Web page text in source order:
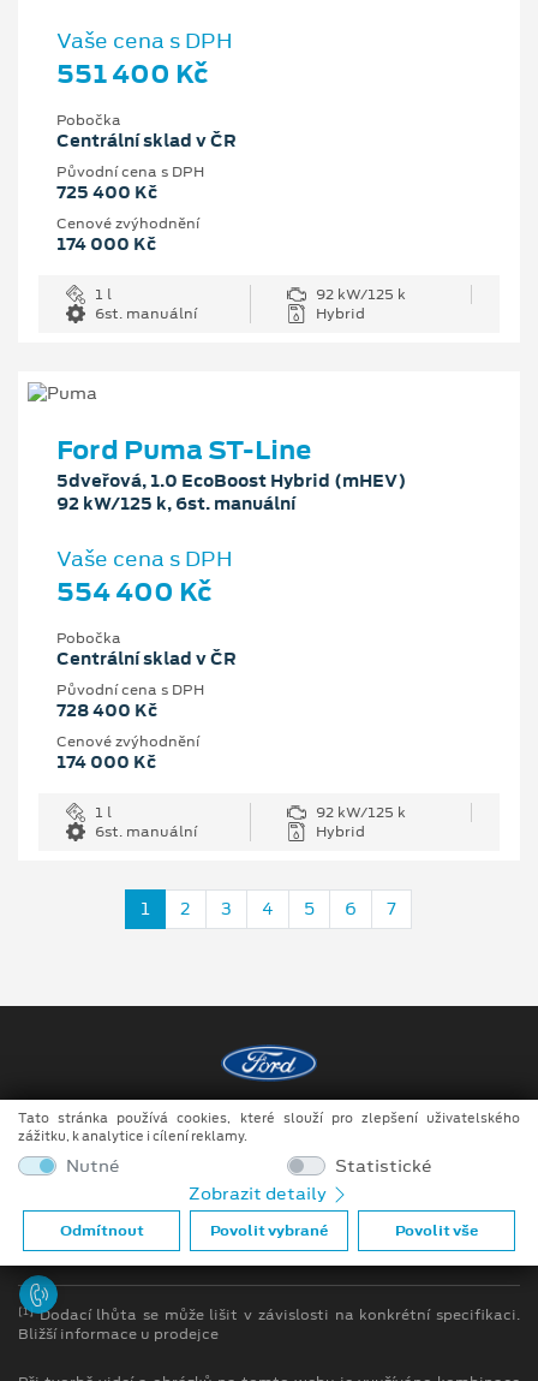
Vaše cena s DPH
551 400 Kč
Pobočka
Centrální sklad v ČR
Původní cena s DPH
725 400 Kč
Cenové zvýhodnění
174 000 Kč
1 l
92 kW/125 k
6st. manuální
Hybrid
Ford Puma ST-Line
5dveřová, 1.0 EcoBoost Hybrid (mHEV)
92 kW/125 k, 6st. manuální
Vaše cena s DPH
554 400 Kč
Pobočka
Centrální sklad v ČR
Původní cena s DPH
728 400 Kč
Cenové zvýhodnění
174 000 Kč
1 l
92 kW/125 k
6st. manuální
Hybrid
1 2 3 4 5 6 7
Copyright ©2026 Auto JIPE s.r.o.
Obchodní podmínky
Ochrana osobních údajů
Prohlášení o zpracování údajů konečných zákazníků
[1]Dodací lhůta se může lišit v závislosti na konkrétní specifikaci.
Bližší informace u prodejce
Tato stránka používá cookies, které slouží pro zlepšení uživatelského
zážitku, k analytice i cílení reklamy.
Nutné
Statistické
Zobrazit detaily
Odmítnout Povolit vybrané Povolit vše